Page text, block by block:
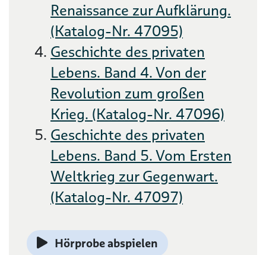
Renaissance zur Aufklärung.
(Katalog-Nr. 47095)
Geschichte des privaten
Lebens. Band 4. Von der
Revolution zum großen
Krieg. (Katalog-Nr. 47096)
Geschichte des privaten
Lebens. Band 5. Vom Ersten
Weltkrieg zur Gegenwart.
(Katalog-Nr. 47097)
Hörprobe abspielen